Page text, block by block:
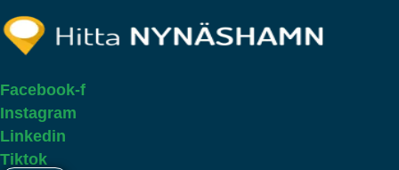
Facebook-f
Instagram
Linkedin
Tiktok